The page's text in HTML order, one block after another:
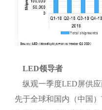
LED领导者
纵观一季度LED屏供
先于全球和国内（中国